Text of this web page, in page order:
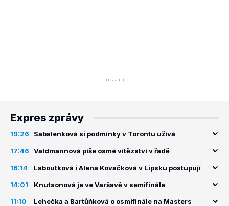
Expres zprávy
19:26 Sabalenková si podmínky v Torontu užívá
17:46 Valdmannová píše osmé vítězství v řadě
16:14 Laboutková i Alena Kovačková v Lipsku postupují
14:01 Knutsonová je ve Varšavě v semifinále
11:10 Lehečka a Bartůňková o osmifinále na Masters